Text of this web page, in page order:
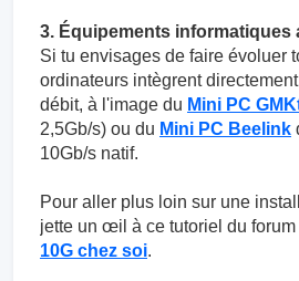
3. Équipements informatiques
Si tu envisages de faire évoluer
ordinateurs intègrent
débit, à l'image du Mini PC
2,5Gb/s) ou du Mini PC Beelink
10Gb/s natif.
Pour aller plus loin sur une
jette un œil à ce tutoriel du forum
10G chez soi.